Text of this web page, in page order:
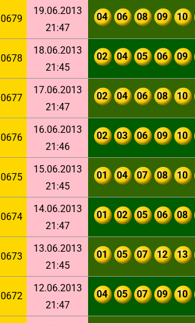
0679
19.06.2013
21:47
04 06 08 09 10
0678
18.06.2013
21:45
02 04 05 06 09
0677
17.06.2013
21:47
02 04 06 08 10
0676
16.06.2013
21:46
02 03 06 09 10
0675
15.06.2013
21:45
01 04 07 08 10
0674
14.06.2013
21:47
01 02 05 06 08
0673
13.06.2013
21:45
01 05 07 12 13
0672
12.06.2013
21:47
04 05 07 09 10